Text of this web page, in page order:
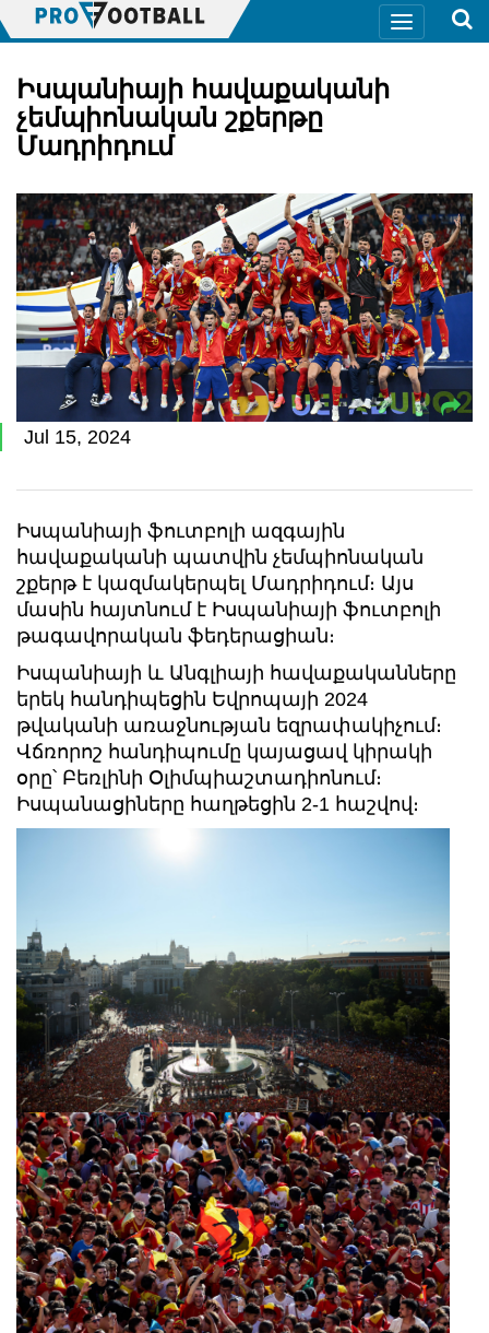
Իսպանիայի հավաքականի
չեմպիոնական շքերթը
Մադրիդում
Jul 15, 2024
Իսպանիայի ֆուտբոլի ազգային
հավաքականի պատվին չեմպիոնական
շքերթ է կազմակերպել Մադրիդում։ Այս
մասին հայտնում է Իսպանիայի ֆուտբոլի
թագավորական ֆեդերացիան։
Իսպանիայի և Անգլիայի հավաքականները
երեկ հանդիպեցին Եվրոպայի 2024
թվականի առաջնության եզրափակիչում։
Վճռորոշ հանդիպումը կայացավ կիրակի
օրը՝ Բեռլինի Օլիմպիաշտադիոնում։
Իսպանացիները հաղթեցին 2-1 հաշվով։